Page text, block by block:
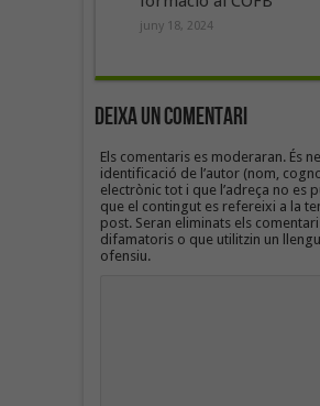
juny 18, 2024
Deixa un Comentari
Els comentaris es moderaran. És
identificació de l’autor (nom,
electrònic tot i que l’adreça no es
que el contingut es refereixi a la
post. Seran eliminats els
difamatoris o que utilitzin un
ofensiu.